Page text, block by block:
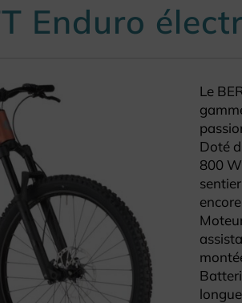
Enduro
Le
Doté
800